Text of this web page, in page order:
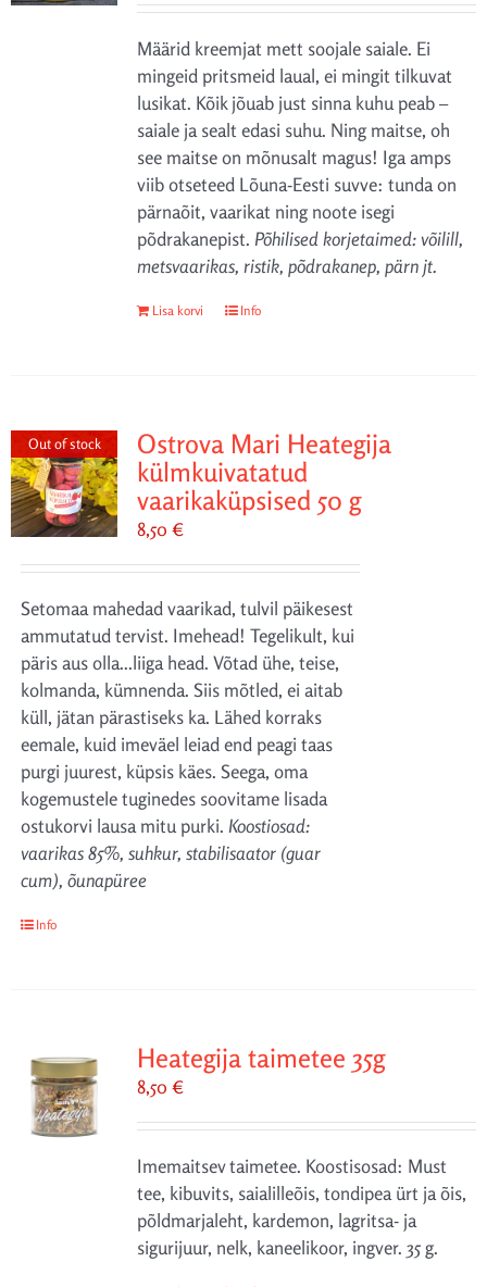
Määrid kreemjat mett soojale saiale. Ei
mingeid pritsmeid laual, ei mingit tilkuvat
lusikat. Kõik jõuab just sinna kuhu peab –
saiale ja sealt edasi suhu. Ning maitse, oh
see maitse on mõnusalt magus! Iga amps
viib otseteed Lõuna-Eesti suvve: tunda on
pärnaõit, vaarikat ning noote isegi
põdrakanepist. Põhilised korjetaimed: võilill,
metsvaarikas, ristik, põdrakanep, pärn jt.
Lisa korvi Info
Out of stock
Ostrova Mari Heategija
külmkuivatatud
vaarikaküpsised 50 g
8,50 €
Setomaa mahedad vaarikad, tulvil päikesest
ammutatud tervist. Imehead! Tegelikult, kui
päris aus olla...liiga head. Võtad ühe, teise,
kolmanda, kümnenda. Siis mõtled, ei aitab
küll, jätan pärastiseks ka. Lähed korraks
eemale, kuid imeväel leiad end peagi taas
purgi juurest, küpsis käes. Seega, oma
kogemustele tuginedes soovitame lisada
ostukorvi lausa mitu purki. Koostiosad:
vaarikas 85%, suhkur, stabilisaator (guar
cum), õunapüree
Info
Heategija taimetee 35g
8,50 €
Imemaitsev taimetee. Koostisosad: Must
tee, kibuvits, saialilleõis, tondipea ürt ja õis,
põldmarjaleht, kardemon, lagritsa- ja
sigurijuur, nelk, kaneelikoor, ingver. 35 g.